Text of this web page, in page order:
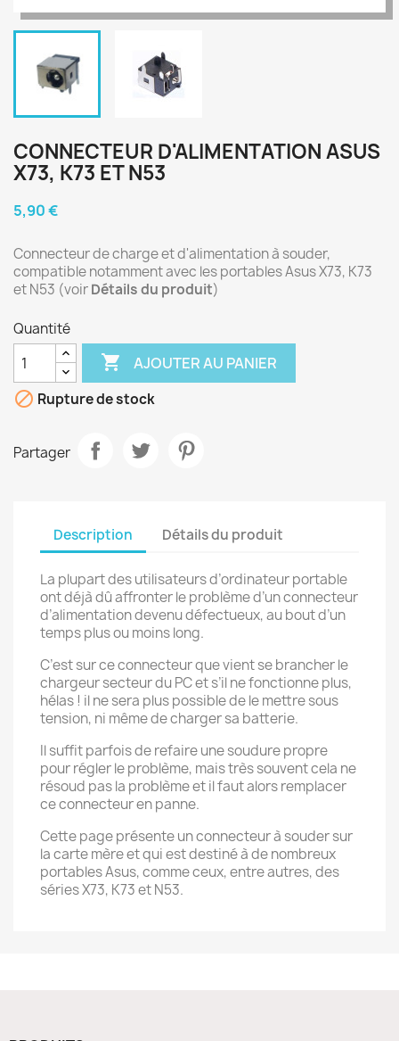
CONNECTEUR D'ALIMENTATION ASUS
X73, K73 ET N53
5,90 €
Connecteur de charge et d'alimentation à souder,
compatible notamment avec les portables Asus X73, K73
et N53 (voirDétails du produit)
Quantité
 AJOUTER AU PANIER
 Rupture de stock
Partager
Description Détails du produit
La plupart des utilisateurs d’ordinateur portable
ont déjà dû affronter le problème d’un connecteur
d’alimentation devenu défectueux, au bout d’un
temps plus ou moins long.
C’est sur ce connecteur que vient se brancher le
chargeur secteur du PC et s’il ne fonctionne plus,
hélas ! il ne sera plus possible de le mettre sous
tension, ni même de charger sa batterie.
Il suffit parfois de refaire une soudure propre
pour régler le problème, mais très souvent cela ne
résoud pas la problème et il faut alors remplacer
ce connecteur en panne.
Cette page présente un connecteur à souder sur
la carte mère et qui est destiné à de nombreux
portables Asus, comme ceux, entre autres, des
séries X73, K73 et N53.